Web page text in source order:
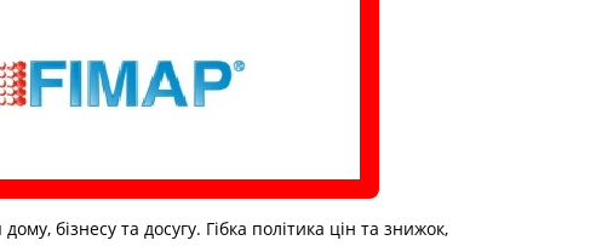
бізнесу та досугу. Гібка політика цін та знижок,